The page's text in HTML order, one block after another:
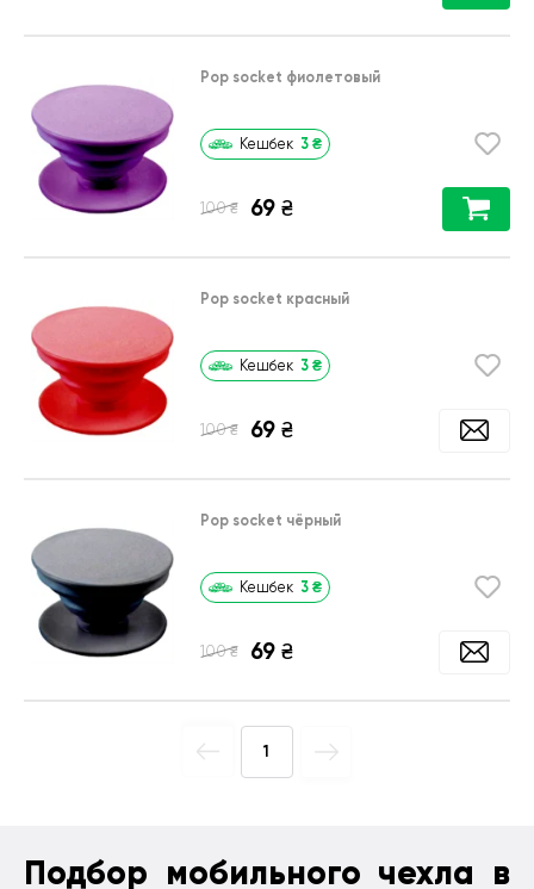
Подбор мобильного чехла в
Pop socket фиолетовый
Кешбек 3 ₴
100 ₴ 69 ₴
Pop socket красный
Кешбек 3 ₴
100 ₴ 69 ₴
Pop socket чёрный
Кешбек 3 ₴
100 ₴ 69 ₴
1